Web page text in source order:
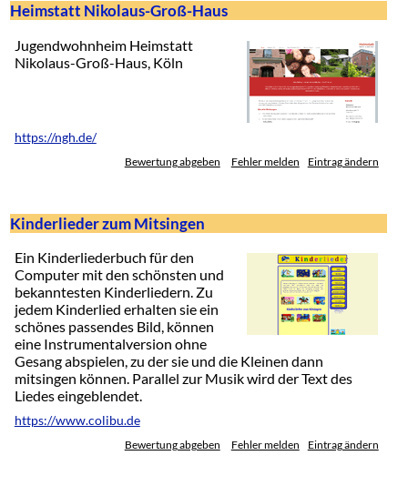
Heimstatt Nikolaus-Groß-Haus
Jugendwohnheim Heimstatt
Nikolaus-Groß-Haus, Köln
https://ngh.de/
Bewertung abgeben Fehler melden Eintrag ändern
Kinderlieder zum Mitsingen
Ein Kinderliederbuch für den
Computer mit den schönsten und
bekanntesten Kinderliedern. Zu
jedem Kinderlied erhalten sie ein
schönes passendes Bild, können
eine Instrumentalversion ohne
Gesang abspielen, zu der sie und die Kleinen dann
mitsingen können. Parallel zur Musik wird der Text des
Liedes eingeblendet.
https://www.colibu.de
Bewertung abgeben Fehler melden Eintrag ändern